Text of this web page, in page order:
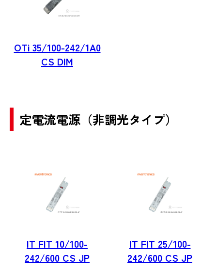
OTi 35/100-242/1A0
CS DIM
定電流電源（非調光タイプ）
IT FIT 10/100-
242/600 CS JP
IT FIT 25/100-
242/600 CS JP